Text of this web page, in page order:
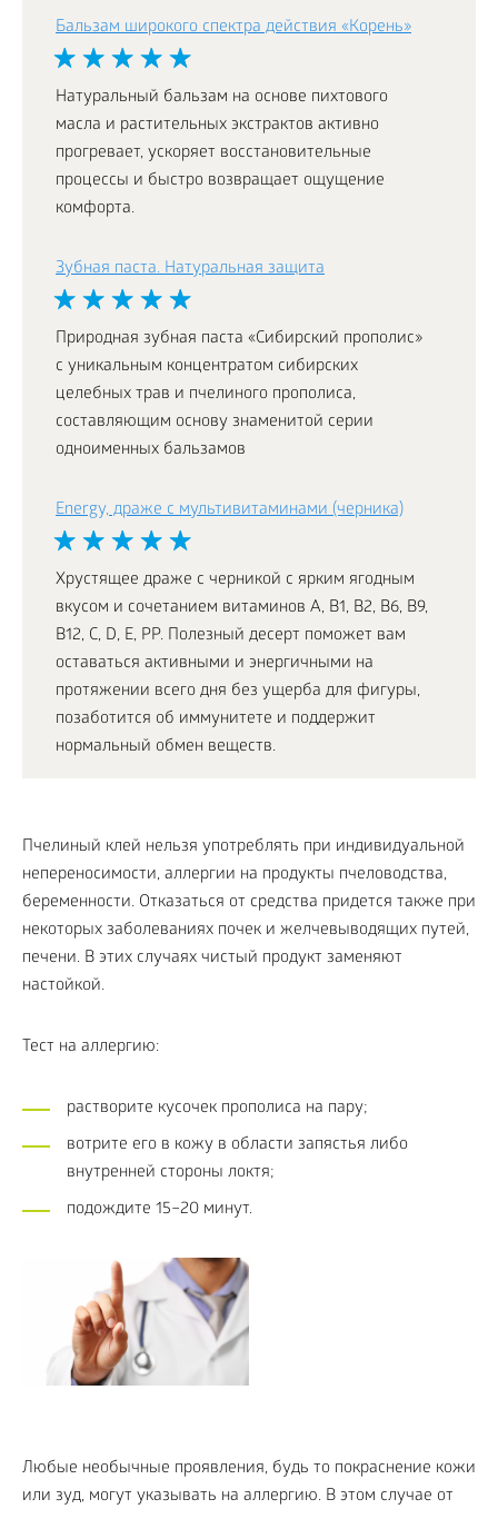
Бальзам широкого спектра действия «Корень»
Натуральный бальзам на основе пихтового
масла и растительных экстрактов активно
прогревает, ускоряет восстановительные
процессы и быстро возвращает ощущение
комфорта.
Зубная паста. Натуральная защита
Природная зубная паста «Сибирский прополис»
с уникальным концентратом сибирских
целебных трав и пчелиного прополиса,
составляющим основу знаменитой серии
одноименных бальзамов
Energy, драже с мультивитаминами (черника)
Хрустящее драже с черникой с ярким ягодным
вкусом и сочетанием витаминов А, В1, В2, В6, В9,
В12, С, D, Е, РР. Полезный десерт поможет вам
оставаться активными и энергичными на
протяжении всего дня без ущерба для фигуры,
позаботится об иммунитете и поддержит
нормальный обмен веществ.
Пчелиный клей нельзя употреблять при индивидуальной
непереносимости, аллергии на продукты пчеловодства,
беременности. Отказаться от средства придется также при
некоторых заболеваниях почек и желчевыводящих путей,
печени. В этих случаях чистый продукт заменяют
настойкой.
Тест на аллергию:
растворите кусочек прополиса на пару;
вотрите его в кожу в области запястья либо
внутренней стороны локтя;
подождите 15–20 минут.
Любые необычные проявления, будь то покраснение кожи
или зуд, могут указывать на аллергию. В этом случае от